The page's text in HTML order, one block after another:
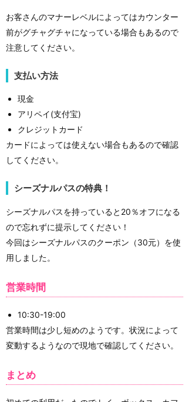
お客さんのマナーレベルによってはカウンター
前がグチャグチャになっている場合もあるので
注意してください。
支払い方法
現金
アリペイ(支付宝)
クレジットカード
カードによっては使えない場合もあるので確認
してください。
シーズナルパスの特典！
シーズナルパスを持っていると20％オフになる
ので忘れずに提示してください！
今回はシーズナルパスのクーポン（30元）を使
用しました。
営業時間
10:30-19:00
営業時間は少し短めのようです。状況によって
変動するようなので現地で確認してください。
まとめ